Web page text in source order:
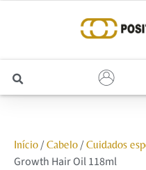
Unhas
Início/ Cabelo/ Cuidados
Growth Hair Oil 118ml